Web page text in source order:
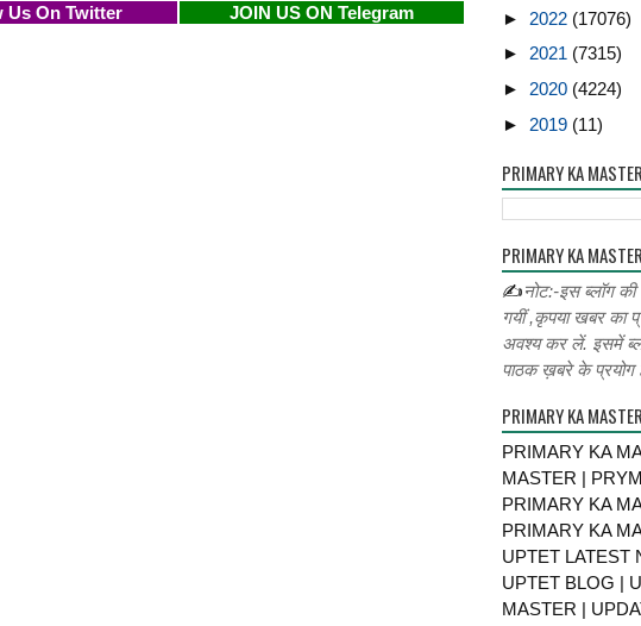
Us On Twitter
JOIN US ON Telegram
► 2022 (17076)
► 2021 (7315)
► 2020 (4224)
► 2019 (11)
PRIMARY KA
PRIMARY KA
✍नोट:-इस ब्लॉग
गयीं ,कृपया खबर का
अवश्य कर लें. इसमें
पाठक ख़बरे के प्रयोग
PRIMARY KA
PRIMARY KA
MASTER |
PRIMARY KA
PRIMARY KA
UPTET LATEST
UPTET BLOG |
MASTER |